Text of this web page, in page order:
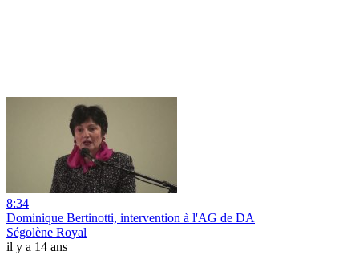
8:34
Dominique Bertinotti, intervention à l'AG de DA
Ségolène Royal
il y a 14 ans